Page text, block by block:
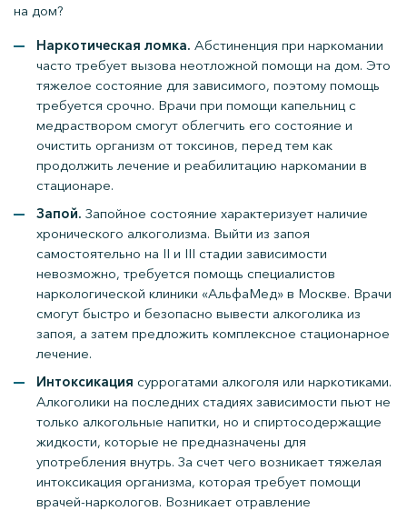
на дом?
Наркотическая ломка. Абстиненция при наркомании
часто требует вызова неотложной помощи на дом. Это
тяжелое состояние для зависимого, поэтому помощь
требуется срочно. Врачи при помощи капельниц с
медраствором смогут облегчить его состояние и
очистить организм от токсинов, перед тем как
продолжить лечение и реабилитацию наркомании в
стационаре.
Запой. Запойное состояние характеризует наличие
хронического алкоголизма. Выйти из запоя
самостоятельно на II и III стадии зависимости
невозможно, требуется помощь специалистов
наркологической клиники «АльфаМед» в Москве. Врачи
смогут быстро и безопасно вывести алкоголика из
запоя, а затем предложить комплексное стационарное
лечение.
Интоксикация суррогатами алкоголя или наркотиками.
Алкоголики на последних стадиях зависимости пьют не
только алкогольные напитки, но и спиртосодержащие
жидкости, которые не предназначены для
употребления внутрь. За счет чего возникает тяжелая
интоксикация организма, которая требует помощи
врачей-наркологов. Возникает отравление